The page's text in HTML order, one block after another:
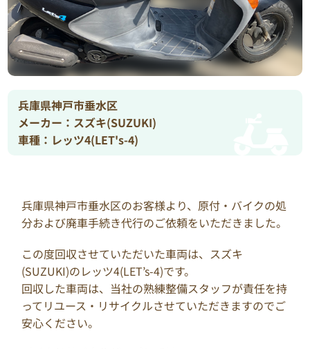
兵庫県神戸市垂水区
メーカー：スズキ(SUZUKI)
車種：レッツ4(LET's-4)
兵庫県神戸市垂水区のお客様より、原付・バイクの処
分および廃車手続き代行のご依頼をいただきました。
この度回収させていただいた車両は、スズキ
(SUZUKI)のレッツ4(LET’s-4)です。
回収した車両は、当社の熟練整備スタッフが責任を持
ってリユース・リサイクルさせていただきますのでご
安心ください。